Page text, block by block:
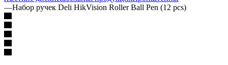
—Набор ручек Deli HikVision Roller Ball Pen (12 pcs)